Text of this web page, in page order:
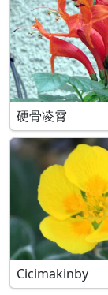
硬骨凌霄
Cicimakinby